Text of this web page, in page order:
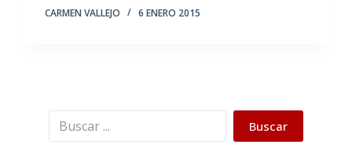
CARMEN VALLEJO 6 ENERO 2015
Buscar Buscar